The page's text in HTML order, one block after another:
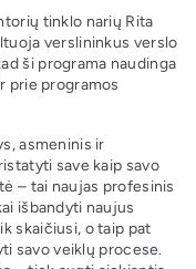
tinklo narių Rita
verslininkus verslo
ši programa naudinga
prie programos
asmeninis ir
save kaip savo
– tai naujas profesinis
išbandyti naujus
skaičiusi, o taip pat
savo veiklų procese.